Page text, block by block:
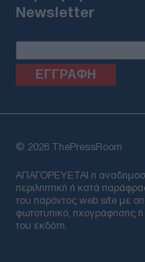
Newsletter
Email
© 2026 ThePressRoom
ΑΠΑΓΟΡΕΥΕΤΑΙ η
περιληπτική ή κατά
του παρόντος web site με
φωτοτυπικό, ηχογράφησης
του εκδότη.